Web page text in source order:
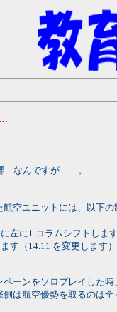
なんですが……。
空ユニットには、以下の
左に1 コラムシフトし
す（14.11 を変更します）
ーンをソロプレイした
は航空優勢を取るのは